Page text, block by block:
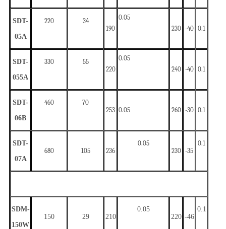
SDT-
05A
220
34
190
0.05
230 -40 0.1
SDT-
055A
330
55
220
0.05
240 -40 0.1
SDT-
06B
460
70
253 0.05 260 -30 0.1
SDT-
07A
680 105 236
0.05
230 -35
0.1
SDM-
150W
150 29 210
0.05
220 -46
0. 1